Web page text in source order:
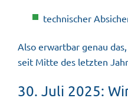
technischer
Also erwartbar genau
seit Mitte des letzten
30. Juli 2025: